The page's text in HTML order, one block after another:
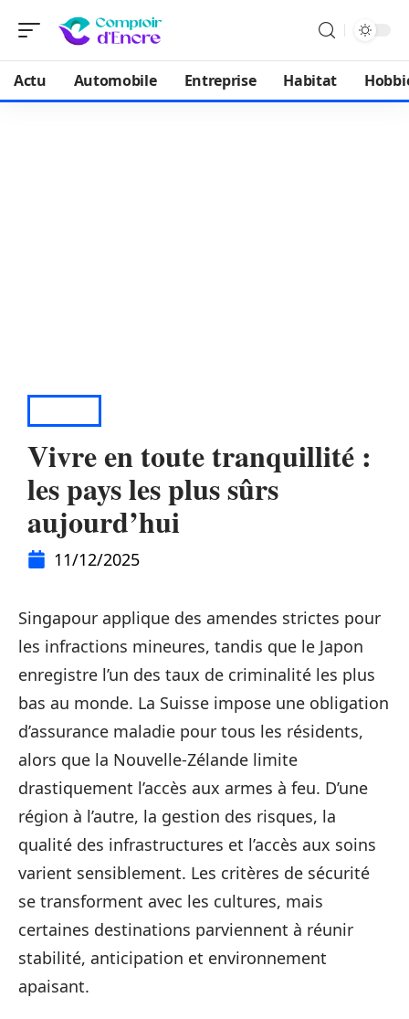
Actu Automobile Entreprise Habitat
Vivre en toute tranquillité :
les pays les plus sûrs
aujourd’hui
11/12/2025
Singapour applique des amendes strictes pour
les infractions mineures, tandis que le Japon
enregistre l’un des taux de criminalité les plus
bas au monde. La Suisse impose une obligation
d’assurance maladie pour tous les résidents,
alors que la Nouvelle-Zélande limite
drastiquement l’accès aux armes à feu. D’une
région à l’autre, la gestion des risques, la
qualité des infrastructures et l’accès aux soins
varient sensiblement. Les critères de sécurité
se transforment avec les cultures, mais
certaines destinations parviennent à réunir
stabilité, anticipation et environnement
apaisant.